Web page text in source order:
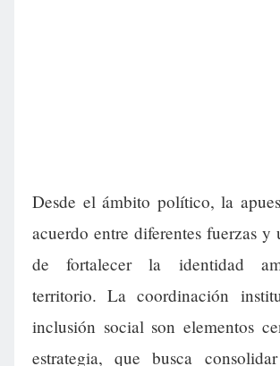
Desde el ámbito político, la
acuerdo entre diferentes fuerzas y
de fortalecer la identidad
territorio. La coordinación
inclusión social son elementos
estrategia, que busca